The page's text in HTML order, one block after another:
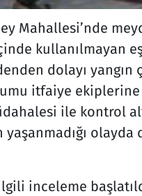
Mahallesi’nde
kullanılmayan
dolayı yangın
itfaiye ekiplerine
ile kontrol
yaşanmadığı
inceleme